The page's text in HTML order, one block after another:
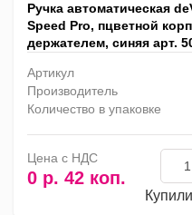
Ручка автоматическая
Speed Pro, пцветной
держателем, синяя арт.
Артикул
Производитель
Количество в упаковке
Цена с НДС
0 р. 42 коп.